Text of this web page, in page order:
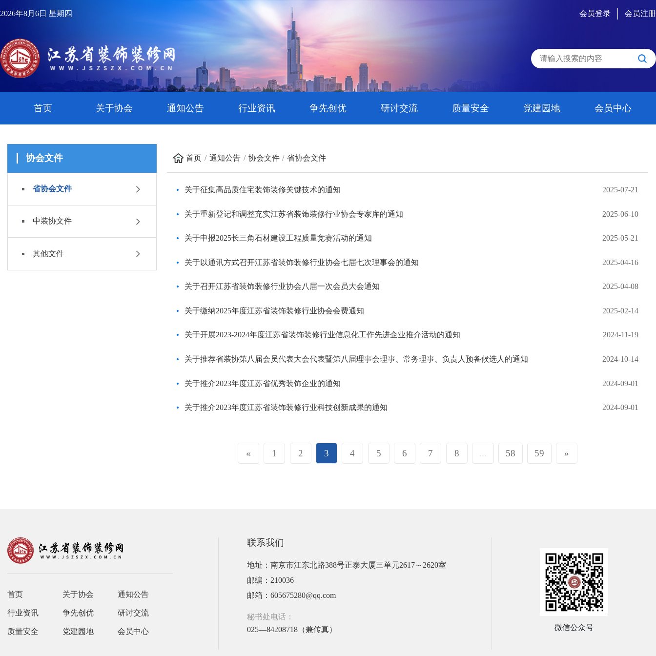
2026年8月6日 星期四 会员登录 会员注册
首页 关于协会 通知公告 行业资讯 争先创优 研讨交流 质量安全 党建园地 会员中心
协会文件
省协会文件
中装协文件
其他文件
首页 通知公告 协会文件 省协会文件
关于征集高品质住宅装饰装修关键技术的通知 2025-07-21
关于重新登记和调整充实江苏省装饰装修行业协会专家库的通知 2025-06-10
关于申报2025长三角石材建设工程质量竞赛活动的通知 2025-05-21
关于以通讯方式召开江苏省装饰装修行业协会七届七次理事会的通知 2025-04-16
关于召开江苏省装饰装修行业协会八届一次会员大会通知 2025-04-08
关于缴纳2025年度江苏省装饰装修行业协会会费通知 2025-02-14
关于开展2023-2024年度江苏省装饰装修行业信息化工作先进企业推介活动的通知 2024-11-19
关于推荐省装协第八届会员代表大会代表暨第八届理事会理事、常务理事、负责人预备候选人的通知 2024-10-14
关于推介2023年度江苏省优秀装饰企业的通知 2024-09-01
关于推介2023年度江苏省装饰装修行业科技创新成果的通知 2024-09-01
« 1 2 3 4 5 6 7 8 ... 58 59 »
首页 关于协会 通知公告
行业资讯 争先创优 研讨交流
质量安全 党建园地 会员中心
联系我们
地址：南京市江东北路388号正泰大厦三单元2617～2620室
邮编：210036
邮箱：605675280@qq.com
秘书处电话：
025—84208718（兼传真）
微信公众号